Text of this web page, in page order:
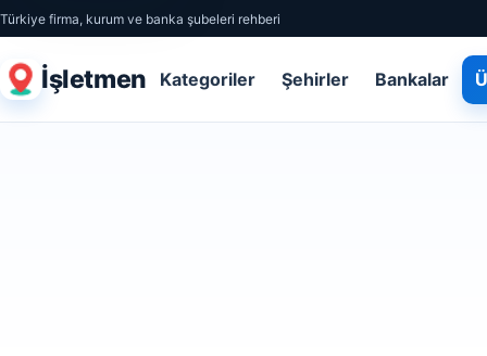
Türkiye firma, kurum ve banka şubeleri rehberi
İşletmen Kategoriler Şehirler Bankalar